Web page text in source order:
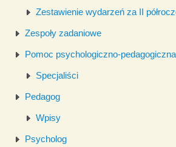
Zestawienie wydarzeń za II
Zespoły zadaniowe
Pomoc psychologiczno-pedagogiczna
Specjaliści
Pedagog
Wpisy
Psycholog